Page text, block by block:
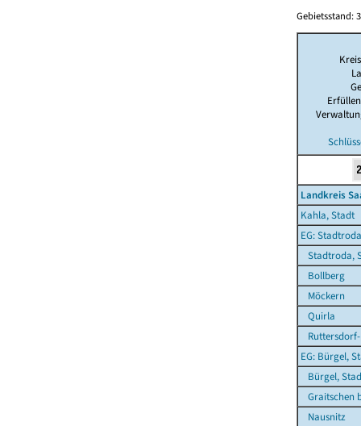
Gebietsstand:
Landkreis
Kahla, Stadt
EG:
Stadtroda,
Bollberg
Möckern
Quirla
EG: Bürgel,
Bürgel,
Graitschen
Nausnitz